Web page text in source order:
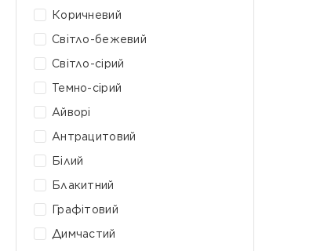
Коричневий
Світло-бежевий
Світло-сірий
Темно-сірий
Айворі
Антрацитовий
Білий
Блакитний
Графітовий
Димчастий